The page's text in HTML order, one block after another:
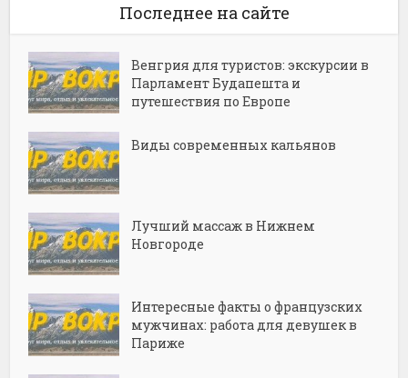
Последнее на сайте
Венгрия для туристов: экскурсии в
Парламент Будапешта и
путешествия по Европе
Виды современных кальянов
Лучший массаж в Нижнем
Новгороде
Интересные факты о французских
мужчинах: работа для девушек в
Париже